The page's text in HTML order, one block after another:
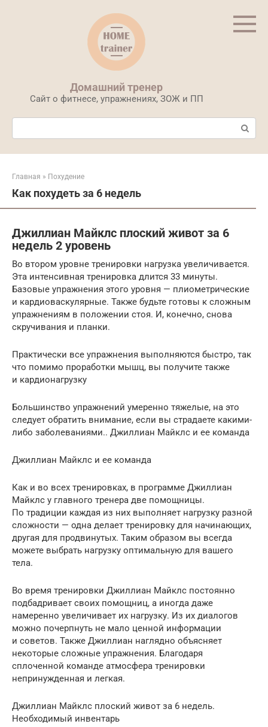
Домашний тренер
Сайт о фитнесе, упражнениях, ЗОЖ и ПП
Поиск:
Главная » Похудение
Как похудеть за 6 недель
Джиллиан Майклс плоский живот за 6
недель 2 уровень
Во втором уровне тренировки нагрузка увеличивается.
Эта интенсивная тренировка длится 33 минуты.
Базовые упражнения этого уровня — плиометрические
и кардиоваскулярные. Также будьте готовы к сложным
упражнениям в положении стоя. И, конечно, снова
скручивания и планки.
Практически все упражнения выполняются быстро, так
что помимо проработки мышц, вы получите также
и кардионагрузку
Большинство упражнений умеренно тяжелые, на это
следует обратить внимание, если вы страдаете какими-
либо заболеваниями.. Джиллиан Майклс и ее команда
Джиллиан Майклс и ее команда
Как и во всех тренировках, в программе Джиллиан
Майклс у главного тренера две помощницы.
По традиции каждая из них выполняет нагрузку разной
сложности — одна делает тренировку для начинающих,
другая для продвинутых. Таким образом вы всегда
можете выбрать нагрузку оптимальную для вашего
тела.
Во время тренировки Джиллиан Майклс постоянно
подбадривает своих помощниц, а иногда даже
намеренно увеличивает их нагрузку. Из их диалогов
можно почерпнуть не мало ценной информации
и советов. Также Джиллиан наглядно объясняет
некоторые сложные упражнения. Благодаря
сплоченной команде атмосфера тренировки
непринужденная и легкая.
Джиллиан Майклс плоский живот за 6 недель.
Необходимый инвентарь